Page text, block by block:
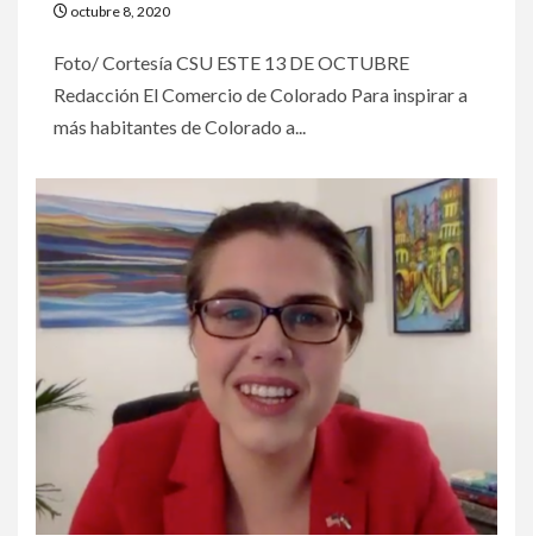
octubre 8, 2020
Foto/ Cortesía CSU ESTE 13 DE OCTUBRE
Redacción El Comercio de Colorado Para inspirar a
más habitantes de Colorado a...